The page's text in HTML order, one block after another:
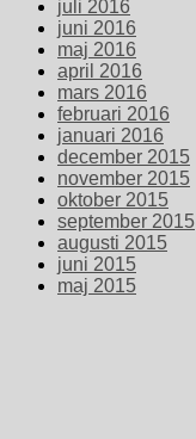
juli 2016
juni 2016
maj 2016
april 2016
mars 2016
februari 2016
januari 2016
december 2015
november 2015
oktober 2015
september 2015
augusti 2015
juni 2015
maj 2015